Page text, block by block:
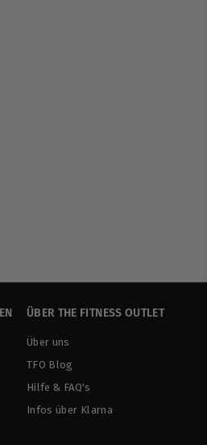
ÜBER THE FITNESS OUTLET
Über uns
TFO Blog
Hilfe & FAQ's
Infos über Klarna